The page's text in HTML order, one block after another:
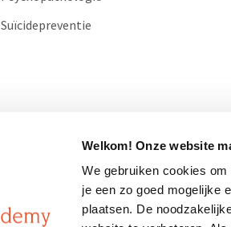
Welkom! Onze website
We gebruiken cookies
je een zo goed mogelijke
plaatsen. De
Suïcidepreventie